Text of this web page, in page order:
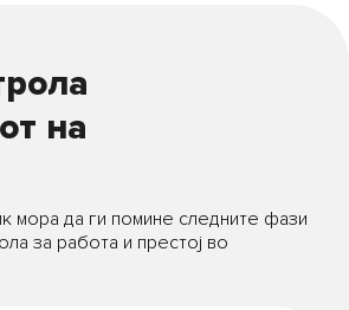
на
мора да ги помине следните фази
за работа и престој во